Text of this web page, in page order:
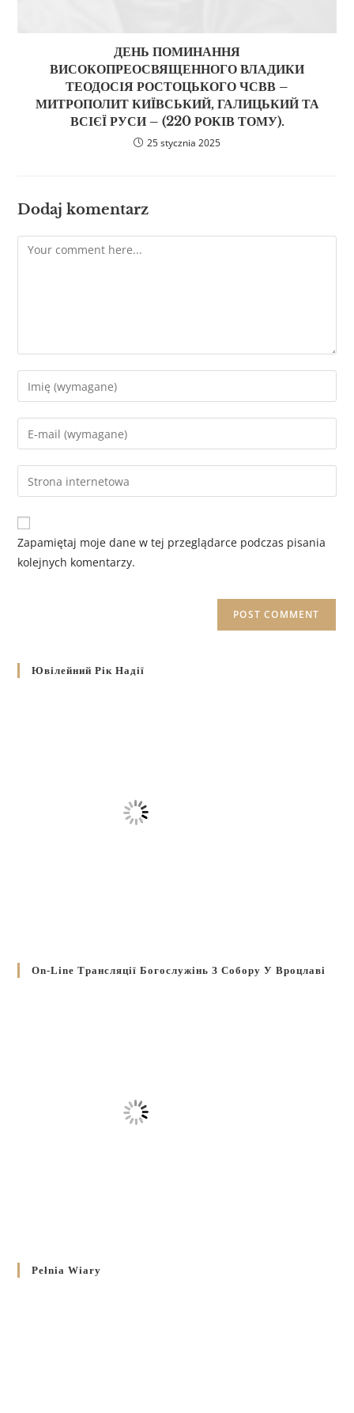
ДЕНЬ ПОМИНАННЯ
ВИСОКОПРЕОСВЯЩЕННОГО ВЛАДИКИ
ТЕОДОСІЯ РОСТОЦЬКОГО ЧСВВ –
МИТРОПОЛИТ КИЇВСЬКИЙ, ГАЛИЦЬКИЙ ТА
ВСІЄЇ РУСИ – (220 РОКІВ ТОМУ).
25 stycznia 2025
Dodaj komentarz
Zapamiętaj moje dane w tej przeglądarce podczas pisania
kolejnych komentarzy.
Ювілейний Рік Надії
On-Line Трансляції Богослужінь З Собору У Вроцлаві
Pełnia Wiary